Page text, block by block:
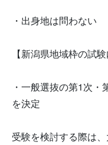
・出身地は問わない
【新潟県地域枠の試験
・一般選抜の第1次
を決定
受験を検討する際は